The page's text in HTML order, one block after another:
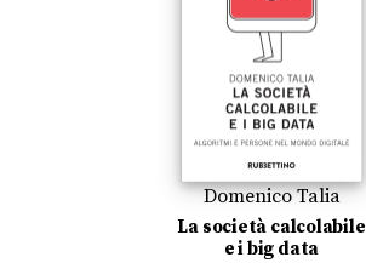
Domenico Talia
La società calcolabile
e i big data